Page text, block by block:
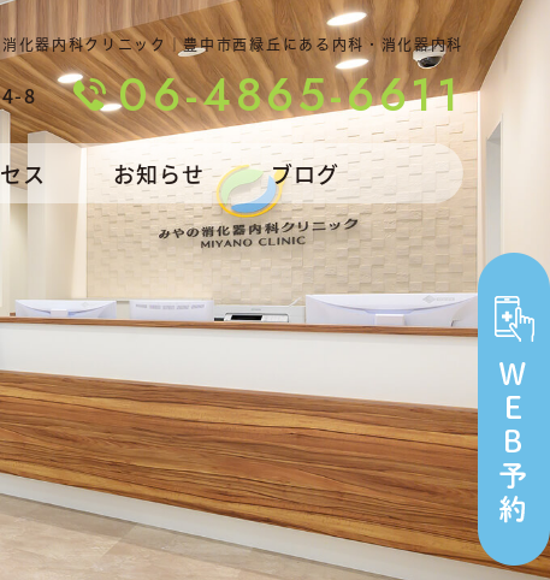
化器内科クリニック｜豊中市西緑丘にある内科・消化器内科
8 06-4865-6611
ス お知らせ ブログ